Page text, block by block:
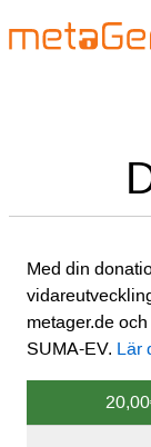
Med din
metager.de
SUMA-EV. Lär